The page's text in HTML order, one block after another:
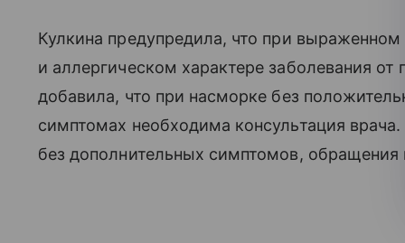
Кулкина предупредила, что при выраженном
и аллергическом характере заболевания от
добавила, что при насморке без
симптомах необходима консультация
без дополнительных симптомов, обращения